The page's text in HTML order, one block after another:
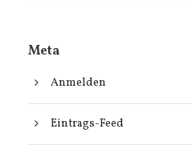
Meta
Anmelden
Eintrags-Feed